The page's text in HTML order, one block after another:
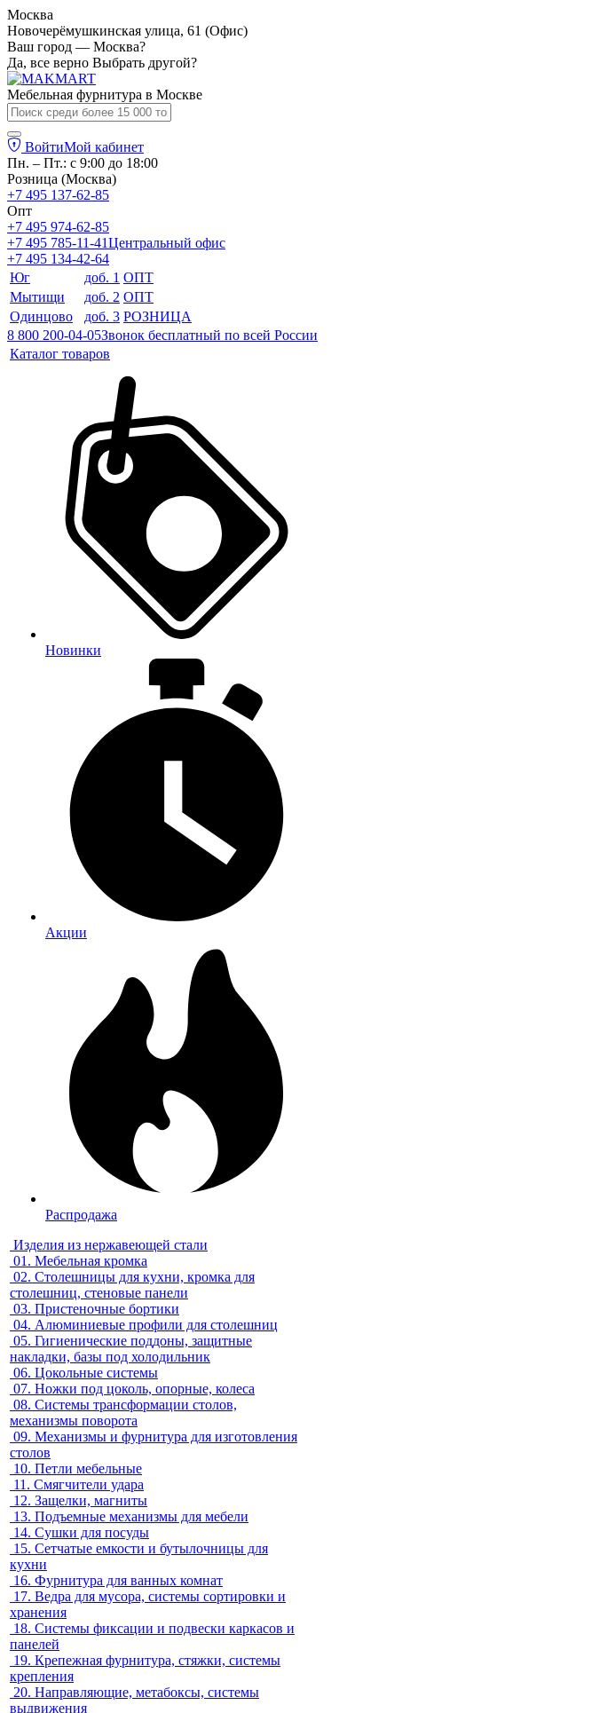
Москва
Новочерёмушкинская улица, 61 (Офис)
Ваш город — Москва?
Да, все верно Выбрать другой?
Мебельная фурнитура в Москве
ВойтиМой кабинет
Пн. – Пт.: с 9:00 до 18:00
Розница (Москва)
+7 495 137-62-85
Опт
+7 495 974-62-85
+7 495 785-11-41Центральный офис
+7 495 134-42-64
Юг
доб. 1 ОПТ
Мытищи
доб. 2 ОПТ
Одинцово
доб. 3 РОЗНИЦА
8 800 200-04-05Звонок бесплатный по всей России
Каталог товаров
Новинки
Акции
Распродажа
Изделия из нержавеющей стали
01. Мебельная кромка
02. Столешницы для кухни, кромка для
столешниц, стеновые панели
03. Пристеночные бортики
04. Алюминиевые профили для столешниц
05. Гигиенические поддоны, защитные
накладки, базы под холодильник
06. Цокольные системы
07. Ножки под цоколь, опорные, колеса
08. Системы трансформации столов,
механизмы поворота
09. Механизмы и фурнитура для изготовления
столов
10. Петли мебельные
11. Смягчители удара
12. Защелки, магниты
13. Подъемные механизмы для мебели
14. Сушки для посуды
15. Сетчатые емкости и бутылочницы для
кухни
16. Фурнитура для ванных комнат
17. Ведра для мусора, системы сортировки и
хранения
18. Системы фиксации и подвески каркасов и
панелей
19. Крепежная фурнитура, стяжки, системы
крепления
20. Направляющие, метабоксы, системы
выдвижения